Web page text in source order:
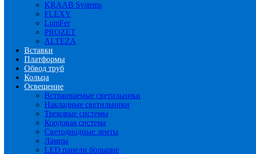
KRAAB Systems
FLEXY
LumFer
PROZET
ALTEZA
Вставки
Платформы
Обвод труб
Кольца
Освещение
Встраиваемые светильники
Накладные светильники
Трековые системы
Кордовая система
Светодиодные ленты
Лампы
LED панели большие